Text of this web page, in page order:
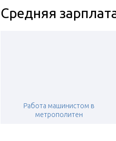
Средняя
Работа машинистом в
метрополитен